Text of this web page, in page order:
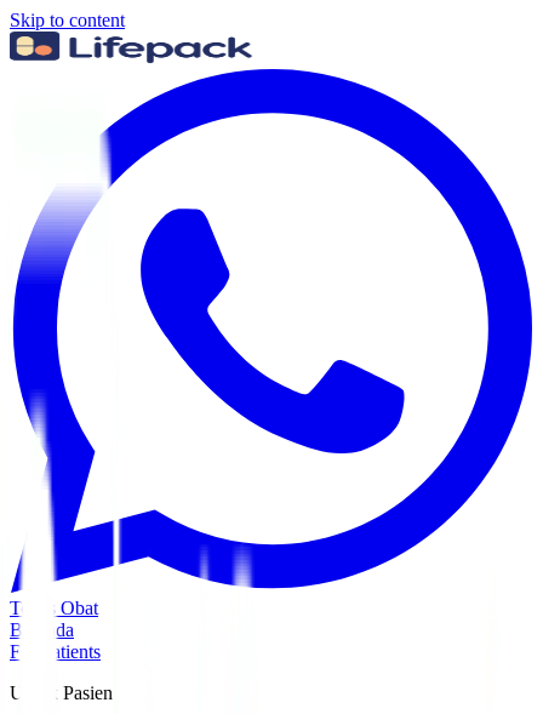
Skip to content
Tebus Obat
Beranda
For Patients
Untuk Pasien